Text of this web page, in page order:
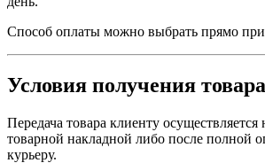
Способ оплаты можно выбрать прямо при
Условия получения товара
Передача товара клиенту осуществляется
товарной накладной либо после полной
курьеру.